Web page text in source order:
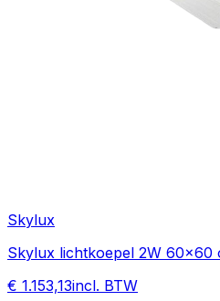
Skylux
Skylux lichtkoepel 2W 60x60
€ 1.153,13incl. BTW